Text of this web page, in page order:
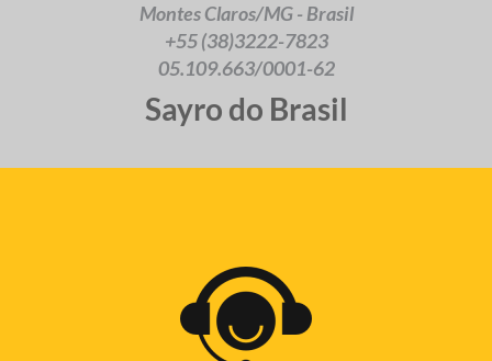
Montes Claros/MG - Brasil
+55 (38)3222-7823
05.109.663/0001-62
Sayro do Brasil